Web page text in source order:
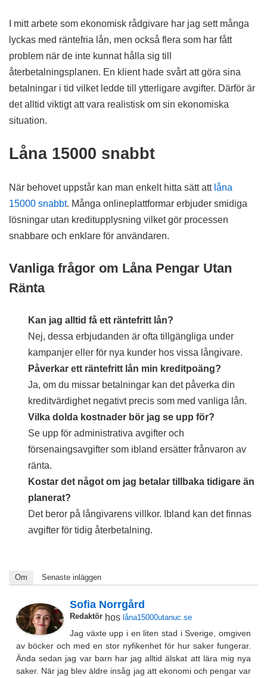
I mitt arbete som ekonomisk rådgivare har jag sett många
lyckas med räntefria lån, men också flera som har fått
problem när de inte kunnat hålla sig till
återbetalningsplanen. En klient hade svårt att göra sina
betalningar i tid vilket ledde till ytterligare avgifter. Därför är
det alltid viktigt att vara realistisk om sin ekonomiska
situation.
Låna 15000 snabbt
När behovet uppstår kan man enkelt hitta sätt att låna
15000 snabbt. Många onlineplattformar erbjuder smidiga
lösningar utan kreditupplysning vilket gör processen
snabbare och enklare för användaren.
Vanliga frågor om Låna Pengar Utan
Ränta
Kan jag alltid få ett räntefritt lån?
Nej, dessa erbjudanden är ofta tillgängliga under
kampanjer eller för nya kunder hos vissa långivare.
Påverkar ett räntefritt lån min kreditpoäng?
Ja, om du missar betalningar kan det påverka din
kreditvärdighet negativt precis som med vanliga lån.
Vilka dolda kostnader bör jag se upp för?
Se upp för administrativa avgifter och
försenaingsavgifter som ibland ersätter frånvaron av
ränta.
Kostar det något om jag betalar tillbaka tidigare än
planerat?
Det beror på långivarens villkor. Ibland kan det finnas
avgifter för tidig återbetalning.
Om Senaste inläggen
Sofia Norrgård
Redaktör hos låna15000utanuc.se
Jag växte upp i en liten stad i Sverige, omgiven
av böcker och med en stor nyfikenhet för hur saker fungerar.
Ända sedan jag var barn har jag alltid älskat att lära mig nya
saker. När jag blev äldre insåg jag att ekonomi och pengar var